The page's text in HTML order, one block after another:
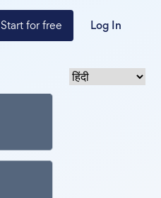
Start for free Log In